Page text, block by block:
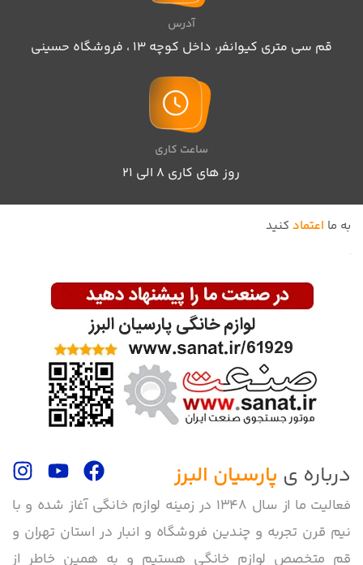
آدرس
قم سی متری کیوانفر، داخل کوچه 13 ، فروشگاه حسینی
ساعت کاری
روز های کاری 8 الی ۲۱
درباره ی پارسیان البرز
فعالیت ما از سال 1348 در زمینه لوازم خانگی آغاز شده و با
نیم قرن تجربه و چندین فروشگاه و انبار در استان تهران و
قم متخصص لوازم خانگی هستیم و به همین خاطر از
به ما اعتماد کنید